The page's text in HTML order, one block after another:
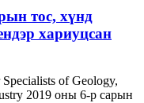
тос, хүнд
хариуцсан
of Geology,
2019 оны 6-р сарын